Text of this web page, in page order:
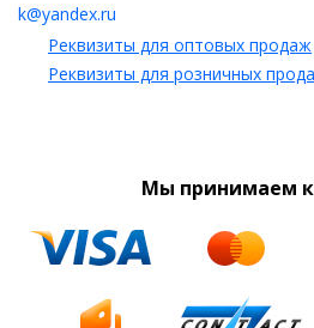
k@yandex.ru
Реквизиты для оптовых продаж
Реквизиты для розничных
Мы принимаем к